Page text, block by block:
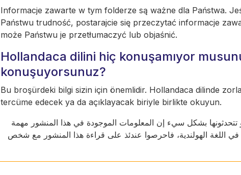
Informacje zawarte w tym folderze są ważne dla Państwa.
Państwu trudność, postarajcie się przeczytać informacje
może Państwu je przetłumaczyć lub objaśnić.
Hollandaca dilini hiç konuşamıyor
konuşuyorsunuz?
Bu broşürdeki bilgi sizin için önemlidir. Hollandaca dilinde
tercüme edecek ya da açıklayacak biriyle birlikte okuyun.
أو تتحدثونها بشكل سيء إن المعلومات الموجودة في هذا المنشور مهمة
في اللغة الهولندية، فاحرصوا عندئذ على قراءة هذا المنشور مع شخص